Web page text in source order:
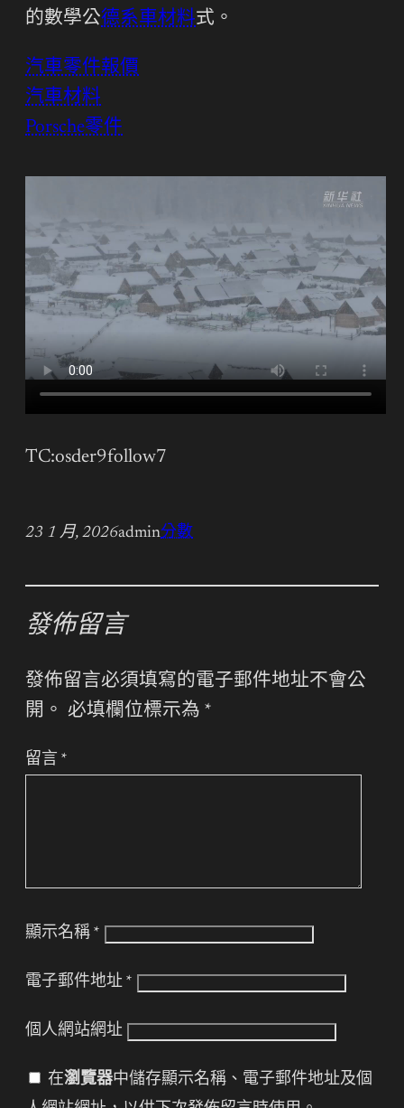
的數學公德系車材料式。
汽車零件報價
汽車材料
Porsche零件
TC:osder9follow7
23 1 月, 2026admin分數
發佈留言
發佈留言必須填寫的電子郵件地址不會公
開。 必填欄位標示為 *
留言 *
顯示名稱 *
電子郵件地址 *
個人網站網址
在瀏覽器中儲存顯示名稱、電子郵件地址及個